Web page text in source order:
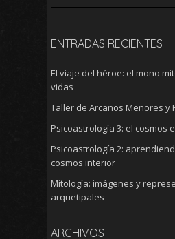
ENTRADAS RECIENTES
El viaje del héroe: el mono
vidas
Taller de Arcanos Menores y
Psicoastrología 3: el cosmos
Psicoastrología 2:
cosmos interior
Mitología: imágenes y
arquetipales
ARCHIVOS